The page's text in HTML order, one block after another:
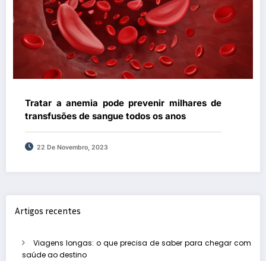
Tratar a anemia pode prevenir milhares de
transfusões de sangue todos os anos
22 De Novembro, 2023
Artigos recentes
Viagens longas: o que precisa de saber para chegar com
saúde ao destino